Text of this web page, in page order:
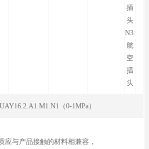
插
头
N3:
航
空
插
头
（0-1MPa）
产品接触的材料相兼容，